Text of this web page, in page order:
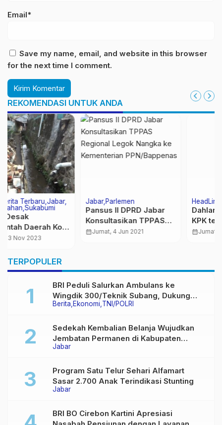
Email*
Save my name, email, and website in this browser
for the next time I comment.
REKOMENDASI UNTUK ANDA
HeadLine Hukum
Dahlan Iskan Dipanggil
KPK terkait Kasus
Korupsi LNG Pertamina
calendar_monthJumat, 8 Sep 2023
Berita
Jabar
Pemerintahan Regional
Sukabumi
Ini Kata Wali Kota Saat
Melepas Belasan ASN
TERPOPULER
Berita Ekonomi TNI/POLRI
BRI Peduli Salurkan Ambulans ke
Wingdik 300/Teknik Subang, Dukung
Akses Layanan Kesehatan Masyarakat
Jabar
Sedekah Kembalian Belanja Wujudkan
Jembatan Permanen di Kabupaten
Sukabumi
Jabar
Program Satu Telur Sehari Alfamart
Sasar 2.700 Anak Terindikasi Stunting
BRI BO Cirebon Kartini Apresiasi